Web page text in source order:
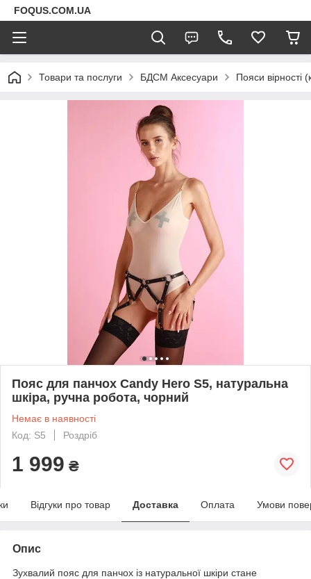
FOQUS.COM.UA
Товари та послуги БДСМ Аксесуари Пояси вірності
Пояс для панчох Candy Hero S5, натуральна
шкіра, ручна робота, чорний
Немає в наявності
Код: S5
Роздріб
1 999 ₴
Відгуки про товар Доставка Оплата Умови
Опис
Зухвалий пояс для панчох із натуральної шкіри стане